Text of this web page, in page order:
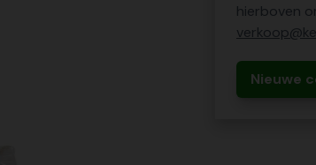
hierboven
Nieuwe